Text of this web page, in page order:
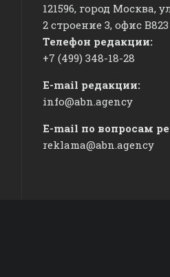
121596, город Москва,
2 строение 3, офис ​В823
Телефон редакции:
+7 (499) 348-18-28
E-mail редакции:
info@abn.agency
E-mail по вопросам
reklama@abn.agency